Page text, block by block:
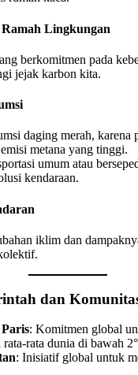
Lingkungan
berkomitmen pada
jejak karbon kita.
daging merah, karena
metana yang tinggi.
umum atau
kendaraan.
iklim dan
dan
: Komitmen global
rata dunia di bawah
: Inisiatif global untuk